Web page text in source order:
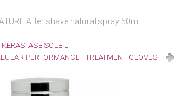
After shave natural spray 50ml
SOLEIL
PERFORMANCE - TREATMENT GLOVES